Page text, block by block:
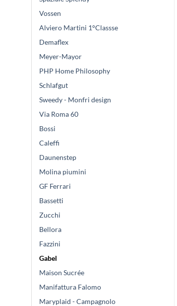
Vossen
Alviero Martini 1°Classse
Demaflex
Meyer-Mayor
PHP Home Philosophy
Schlafgut
Sweedy - Monfri design
Via Roma 60
Bossi
Caleffi
Daunenstep
Molina piumini
GF Ferrari
Bassetti
Zucchi
Bellora
Fazzini
Gabel
Maison Sucrée
Manifattura Falomo
Maryplaid - Campagnolo